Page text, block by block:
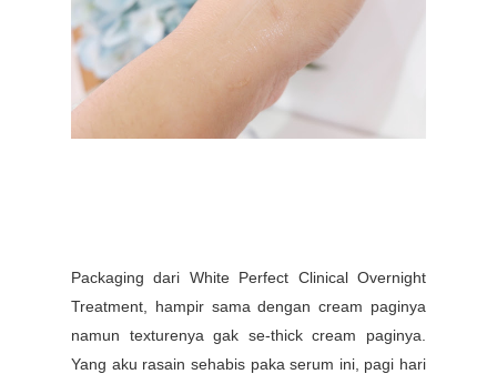
Packaging dari White Perfect Clinical Overnight
Treatment, hampir sama dengan cream paginya
namun texturenya gak se-thick cream paginya.
Yang aku rasain sehabis paka serum ini, pagi hari